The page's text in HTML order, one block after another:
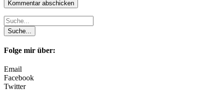
Folge mir über:
Email
Facebook
Twitter